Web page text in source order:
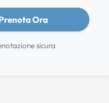
Ora
sicura